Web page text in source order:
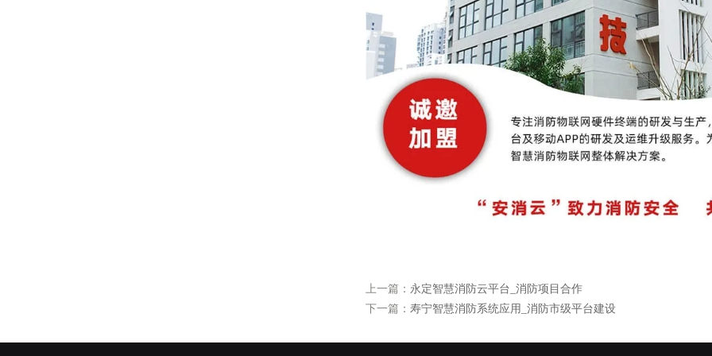
上一篇： 永定智慧消防云平台_消防项目合作
下一篇： 寿宁智慧消防系统应用_消防市级平台建设